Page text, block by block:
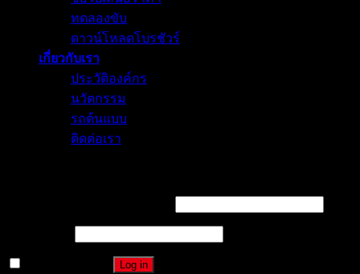
ทดลองขับ
ดาวน์โหลดโบรชัวร์
เกี่ยวกับเรา
ประวัติองค์กร
นวัตกรรม
รถต้นแบบ
ติดต่อเรา
Log in